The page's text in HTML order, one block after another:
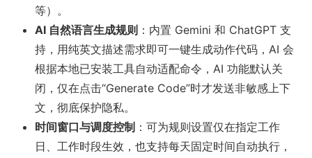
等）。
AI 自然语言生成规则 ：内置 Gemini 和 ChatGPT 支
持，用纯英文描述需求即可一键生成动作代码，AI 会
根据本地已安装工具自动适配命令，AI 功能默认关
闭，仅在点击“Generate Code”时才发送非敏感上下
文，彻底保护隐私。
时间窗口与调度控制 ：可为规则设置仅在指定工作
日、工作时段生效，也支持每天固定时间自动执行，